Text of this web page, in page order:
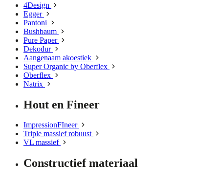
4Design
Egger
Pantoni
Bushbaum
Pure Paper
Dekodur
Aangenaam akoestiek
Super Organic by Oberflex
Oberflex
Natrix
Hout en Fineer
ImpressionFIneer
Triple massief robuust
VL massief
Constructief materiaal